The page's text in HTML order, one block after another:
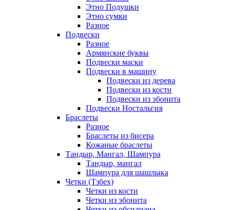
Этно Подушки
Этно сумки
Разное
Подвески
Разное
Армянские буквы
Подвески маски
Подвески в машину
Подвески из дерева
Подвески из кости
Подвески из эбонита
Подвески Ностальгия
Браслеты
Разное
Браслеты из бисера
Кожаные браслеты
Тандыр, Мангал, Шампура
Тандыр, мангал
Шампура для шашлыка
Четки (Тзбех)
Четки из кости
Четки из эбонита